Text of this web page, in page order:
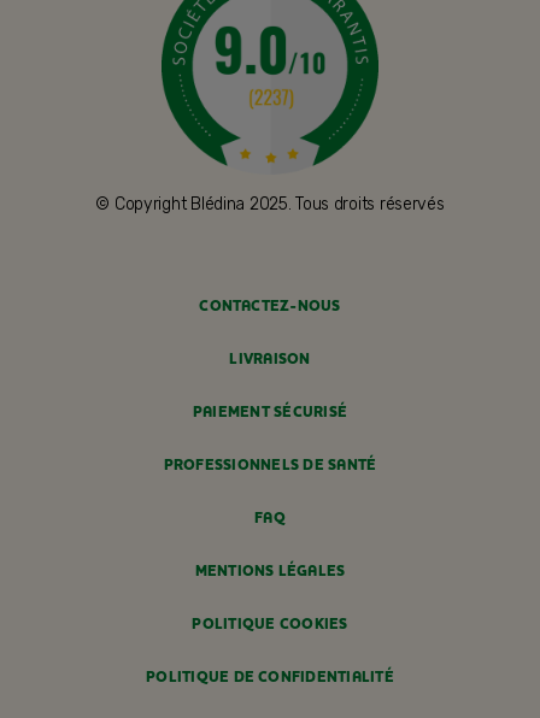
© Copyright Blédina 2025. Tous droits réservés
CONTACTEZ-NOUS
LIVRAISON
PAIEMENT SÉCURISÉ
PROFESSIONNELS DE SANTÉ
FAQ
MENTIONS LÉGALES
POLITIQUE COOKIES
POLITIQUE DE CONFIDENTIALITÉ